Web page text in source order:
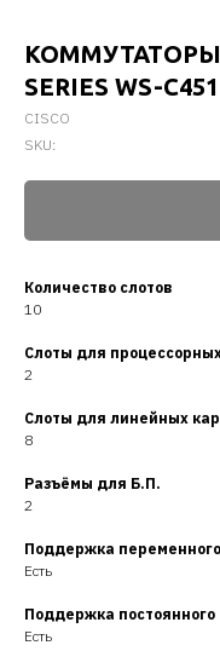
КОММУТАТОРЫ
SERIES WS-
CISCO
SKU:
Количество слотов
10
Слоты для
2
Слоты для линейных
8
Разъёмы для Б.П.
2
Поддержка
Есть
Поддержка постоянного
Есть